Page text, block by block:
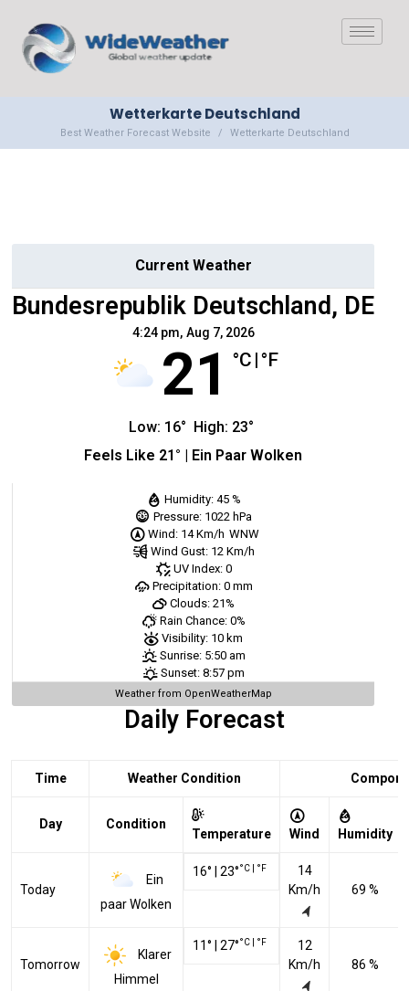
Wetterkarte Deutschland
Best Weather Forecast Website Wetterkarte Deutschland
Current Weather
Bundesrepublik Deutschland, DE
4:24 pm, Aug 7, 2026
21 °C |°F
Low: 16° High: 23°
Feels Like 21 ° | Ein Paar Wolken
Humidity: 45 %
Pressure: 1022 hPa
Wind: 14 Km/h WNW
Wind Gust: 12 Km/h
UV Index: 0
Precipitation: 0 mm
Clouds: 21%
Rain Chance: 0%
Visibility: 10 km
Sunrise: 5:50 am
Sunset: 8:57 pm
Weather from OpenWeatherMap
Daily Forecast
Time Weather Condition Comport
Day Condition
Temperature Wind Humidity
Today
Ein
paar Wolken
16° 23°°C °F
14
Km/h
69 %
Tomorrow
Klarer
Himmel
11° 27°°C °F
12
Km/h
86 %